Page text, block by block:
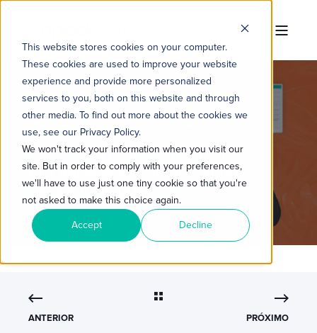
This website stores cookies on your computer.
These cookies are used to improve your website
experience and provide more personalized
services to you, both on this website and through
other media. To find out more about the cookies we
use, see our Privacy Policy.
We won't track your information when you visit our
site. But in order to comply with your preferences,
we'll have to use just one tiny cookie so that you're
not asked to make this choice again.
Accept Decline
CHECKLIST: SEU CRM ESTÁ
ACOMPANHANDO AS NOVAS
TECNOLOGIAS?
ANTERIOR PRÓXIMO